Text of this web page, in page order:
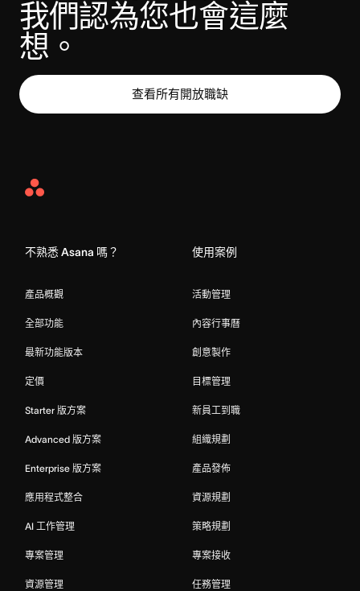
我們認為您也會這麼
想。
查看所有開放職缺
Asana
不熟悉 Asana 嗎？
產品概觀
全部功能
最新功能版本
定價
Starter 版方案
Advanced 版方案
Enterprise 版方案
應用程式整合
AI 工作管理
專案管理
資源管理
使用案例
活動管理
內容行事曆
創意製作
目標管理
新員工到職
組織規劃
產品發佈
資源規劃
策略規劃
專案接收
任務管理